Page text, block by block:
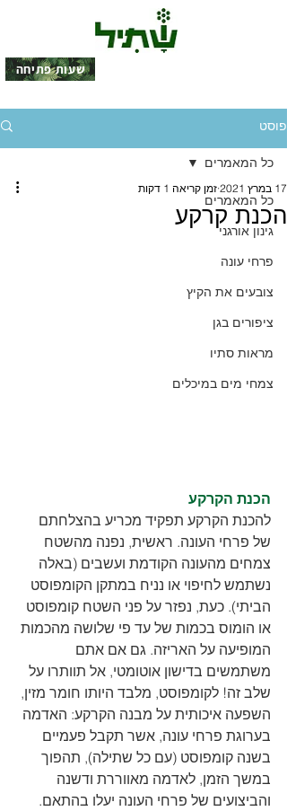
שעות פתיחה
פוסט
כל המאמרים
גינון אורגני
פרחי עונה
צובעים את הקיץ
ציפורים בגן
מראות סתיו
צמחי מים במיכלים
כל המאמרים
הכנת קרקע
17 במרץ 2021 זמן קריאה 1 דקות
הכנת הקרקע
להכנת הקרקע תפקיד מכריע בהצלחתם
של פרחי העונה. ראשית, נפנה מהשטח
צמחים מהעונה הקודמת ועשבים (באלה
נשתמש לחיפוי או נניח במתקן הקומפוסט
הביתי). כעת, נפזר על פני השטח קומפוסט
או הומוס בכמות של עד פי שלושה מהכמות
המופיעה על האריזה. גם אם אתם
משתמשים בדישון אוטומטי, אל תוותרו על
שלב זה! לקומפוסט, מלבד היותו חומר מזין,
השפעה איכותית על מבנה הקרקע: האדמה
בערוגת פרחי עונה, אשר תקבל פעמיים
בשנה קומפוסט (עם כל שתילה), תהפוך
במשך הזמן, לאדמה מאווררת ודשנה
והביצועים של פרחי העונה יעלו בהתאם.